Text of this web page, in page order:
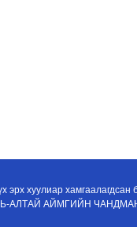
эрх хуулиар хамгаалагдсан
АЛТАЙ АЙМГИЙН